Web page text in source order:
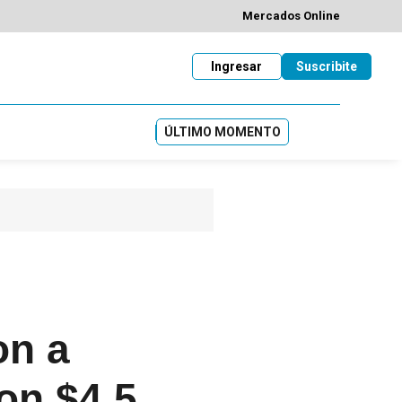
Mercados Online
Suscribite
Ingresar
ÚLTIMO MOMENTO
a